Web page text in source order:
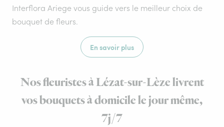
Interflora Ariege vous guide vers le meilleur choix de
bouquet de fleurs.
En savoir plus
Nos fleuristes à Lézat-sur-Lèze livrent
vos bouquets à domicile le jour même,
7j/7